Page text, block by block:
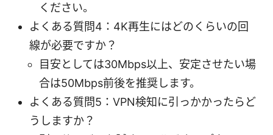
ください。
よくある質問4：4K再生にはどのくらいの回
線が必要ですか？
目安としては30Mbps以上、安定させたい場
合は50Mbps前後を推奨します。
よくある質問5：VPN検知に引っかかったらど
うしますか？